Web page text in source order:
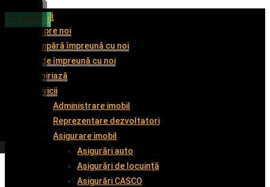
Acasă
Despre noi
Cumpără împreună cu noi
Vinde împreună cu noi
Închiriază
Servicii
Administrare imobil
Reprezentare dezvoltatori
Asigurare imobil
Asigurări auto
Asigurări de locuință
Asigurări CASCO
De vânzare
De vânzare
De vânzare
De închiriat